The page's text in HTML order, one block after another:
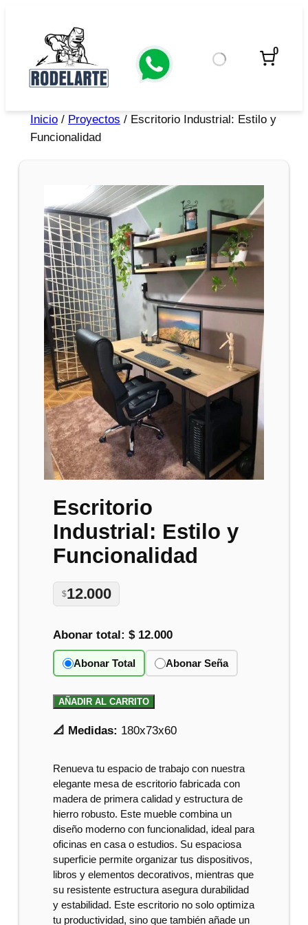
0
Inicio/ Proyectos / Escritorio Industrial: Estilo y
Funcionalidad
Escritorio
Industrial: Estilo y
Funcionalidad
$12.000
Abonar total:$ 12.000
Abonar Total Abonar Seña
AÑADIR AL CARRITO
📐 Medidas: 180x73x60
Renueva tu espacio de trabajo con nuestra
elegante mesa de escritorio fabricada con
madera de primera calidad y estructura de
hierro robusto. Este mueble combina un
diseño moderno con funcionalidad, ideal para
oficinas en casa o estudios. Su espaciosa
superficie permite organizar tus dispositivos,
libros y elementos decorativos, mientras que
su resistente estructura asegura durabilidad
y estabilidad. Este escritorio no solo optimiza
tu productividad, sino que también añade un